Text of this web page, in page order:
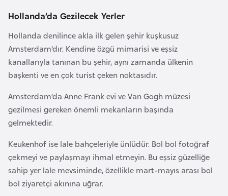
Hollanda’da Gezilecek Yerler
Hollanda denilince akla ilk gelen şehir kuşkusuz
Amsterdam’dır. Kendine özgü mimarisi ve eşsiz
kanallarıyla tanınan bu şehir, aynı zamanda ülkenin
başkenti ve en çok turist çeken noktasıdır.
Amsterdam’da Anne Frank evi ve Van Gogh müzesi
gezilmesi gereken önemli mekanların başında
gelmektedir.
Keukenhof ise lale bahçeleriyle ünlüdür. Bol bol fotoğraf
çekmeyi ve paylaşmayı ihmal etmeyin. Bu eşsiz güzelliğe
sahip yer lale mevsiminde, özellikle mart-mayıs arası bol
bol ziyaretçi akınına uğrar.
A
b
a
y
c
n
B